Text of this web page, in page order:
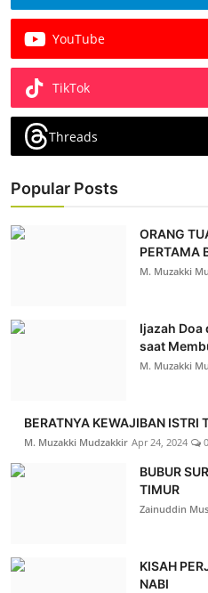
YouTube
TikTok
Threads
Popular Posts
ORANG
PERTAMA
M. Muzakki
Ijazah Doa
saat
M. Muzakki
BERATNYA KEWAJIBAN ISTRI
M. Muzakki Mudzakkir Apr 24, 2024 0
BUBUR
TIMUR
Zainuddin
KISAH
NABI